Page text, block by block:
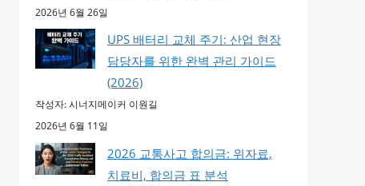
2026년 6월 26일
UPS 배터리 교체 주기: 산업 현장
담당자를 위한 완벽 관리 가이드
(2026)
작성자: 시너지메이커 이원길
2026년 6월 11일
2026 교통사고 합의금: 위자료,
치료비, 합의금 표 분석